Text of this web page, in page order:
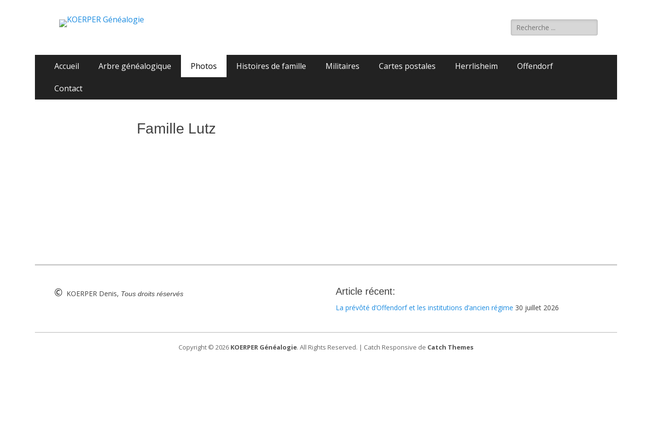
KOERPER Généalogie
La généalogie Koerper, Herrlisheim. Rechercher :
Menu
contenu
Accueil Arbre généalogique Photos Histoires de famille Militaires Cartes postales Herrlisheim Offendorf
Contact
Famille Lutz
© KOERPER Denis, Tous droits réservés Article récent:
La prévôté d’Offendorf et les institutions d’ancien régime 30 juillet 2026
Copyright © 2026 KOERPER Généalogie. All Rights Reserved. | Catch Responsive de Catch Themes